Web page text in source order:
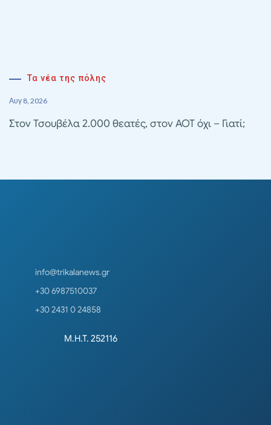
Τα νέα της πόλης
Αυγ 8, 2026
Στον Τσουβέλα 2.000 θεατές, στον ΑΟΤ όχι – Γιατί;
info@trikalanews.gr
+30 6987510037
+30 2431 0 24858
Μ.Η.Τ. 252116